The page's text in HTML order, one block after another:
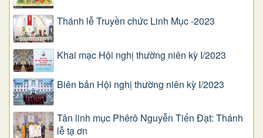
Thánh lễ Truyền chức Linh Mục -2023
Khai mạc Hội nghị thường niên kỳ I/2023
Biên bản Hội nghị thường niên kỳ I/2023
Tân linh mục Phêrô Nguyễn Tiến Đạt: Thánh
lễ tạ ơn